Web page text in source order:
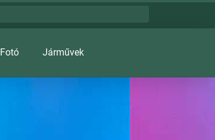
Fotó Járművek